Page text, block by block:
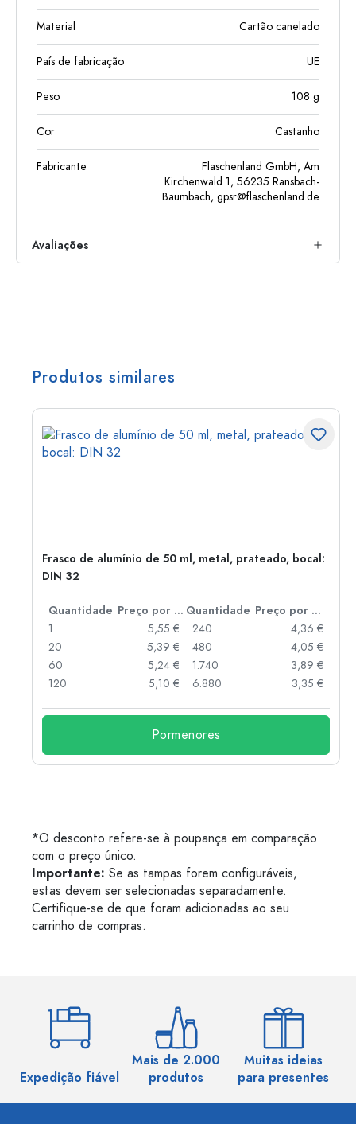
Material Cartão canelado
País de fabricação UE
Peso 108 g
Cor Castanho
Fabricante
Flaschenland GmbH, Am
Kirchenwald 1, 56235 Ransbach-
Baumbach, gpsr@flaschenland.de
Avaliações
Produtos similares
Frasco de alumínio de 50 ml, metal, prateado, bocal:
DIN 32
Quantidade Preço por peça Quantidade
Preço por peça
1
5,55 €
20
5,39 €
60
5,24 €
120
5,10 €
240
4,36 €
480
4,05 €
1.740
3,89 €
6.880
3,35 €
Pormenores
*O desconto refere-se à poupança em comparação
com o preço único.
Importante: Se as tampas forem configuráveis,
estas devem ser selecionadas separadamente.
Certifique-se de que foram adicionadas ao seu
carrinho de compras.
Expedição fiável
Mais de 2.000
produtos
Muitas ideias
para presentes